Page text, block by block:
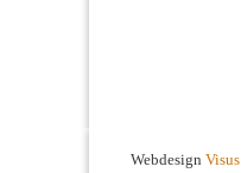
Webdesign Visus